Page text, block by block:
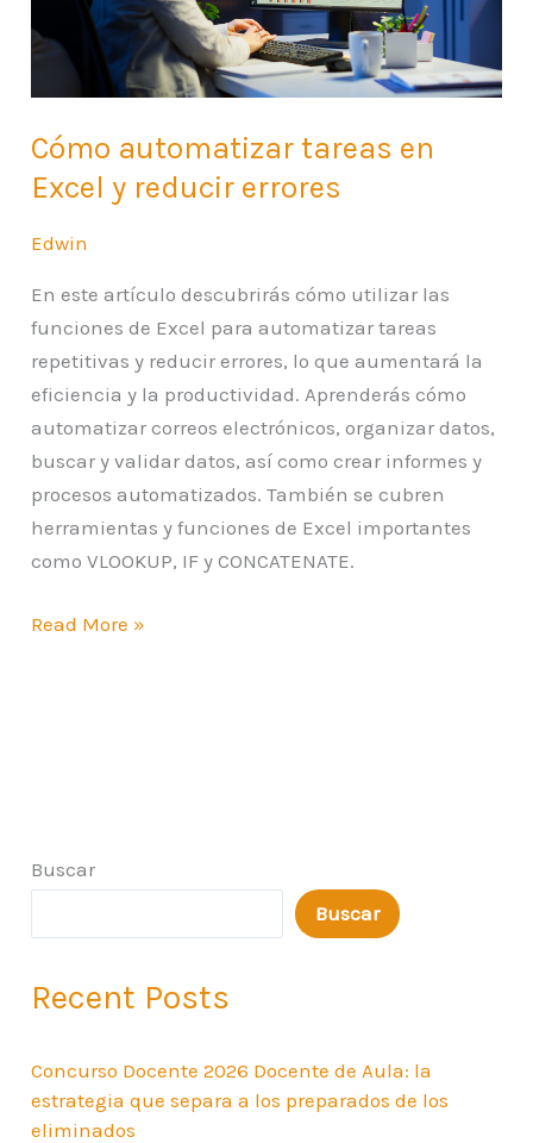
Cómo automatizar tareas en
Excel y reducir errores
Edwin
En este artículo descubrirás cómo utilizar las
funciones de Excel para automatizar tareas
repetitivas y reducir errores, lo que aumentará la
eficiencia y la productividad. Aprenderás cómo
automatizar correos electrónicos, organizar datos,
buscar y validar datos, así como crear informes y
procesos automatizados. También se cubren
herramientas y funciones de Excel importantes
como VLOOKUP, IF y CONCATENATE.
reducir
Read More »
Buscar
Buscar
Recent Posts
Concurso Docente 2026 Docente de Aula: la
estrategia que separa a los preparados de los
eliminados